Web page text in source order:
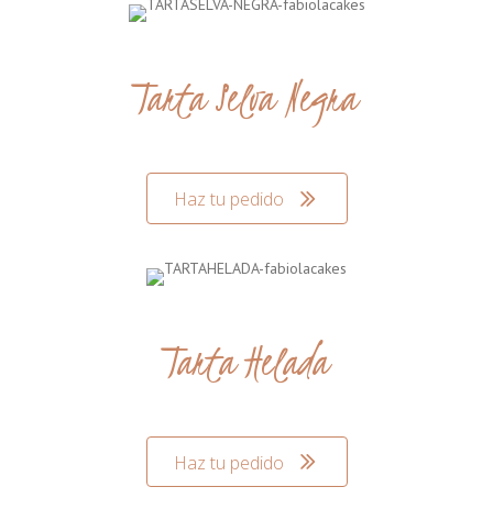
Tarta Selva Negra
Haz tu pedido
Tarta Helada
Haz tu pedido